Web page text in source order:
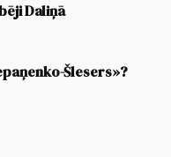
Daliņā
Šlesers»?